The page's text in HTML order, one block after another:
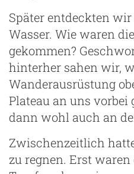
Später entdeckten
Wasser. Wie waren
gekommen?
hinterher sahen wir,
Wanderausrüstung
Plateau an uns vorbei
dann wohl auch an
Zwischenzeitlich
zu regnen. Erst